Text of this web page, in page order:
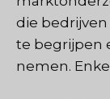
die
te begrijpen
nemen.